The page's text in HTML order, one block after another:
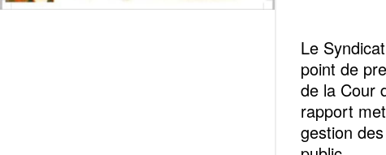
Le
point de
de la Cour
rapport
gestion